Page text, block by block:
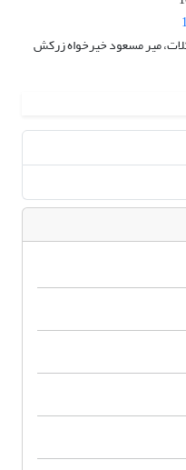
میر مسعود خیرخواه زرکش